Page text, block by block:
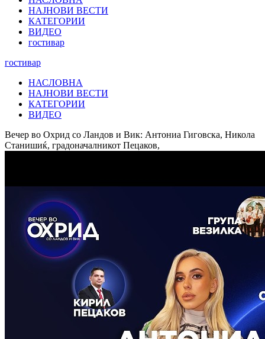
НАЈНОВИ ВЕСТИ
КАТЕГОРИИ
ВИДЕО
гостивар
гостивар
НАСЛОВНА
НАЈНОВИ ВЕСТИ
КАТЕГОРИИ
ВИДЕО
Вечер во Охрид со Ландов и Вик: Антониа Гиговска, Никола
Станишиќ, градоначалникот Пецаков,